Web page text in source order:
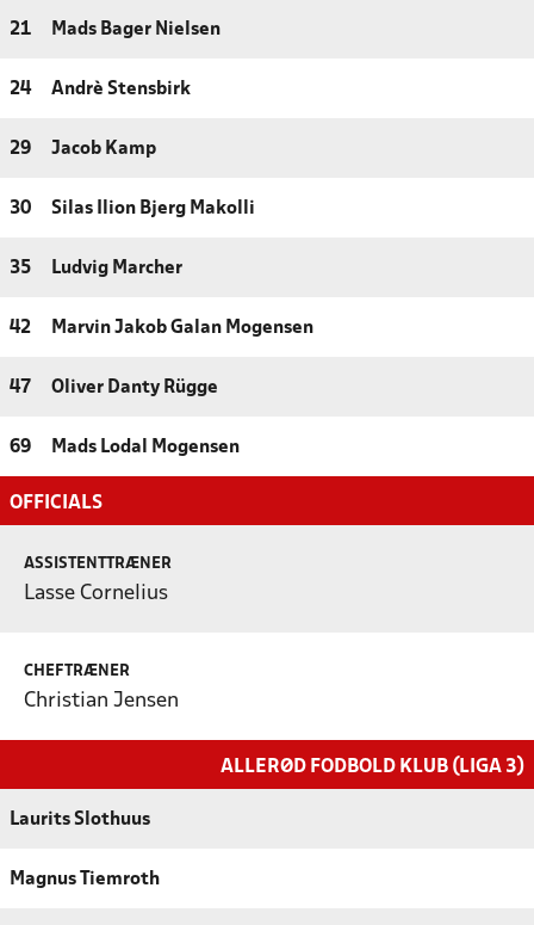
21 Mads Bager Nielsen
24 Andrè Stensbirk
29 Jacob Kamp
30 Silas Ilion Bjerg Makolli
35 Ludvig Marcher
42 Marvin Jakob Galan Mogensen
47 Oliver Danty Rügge
69 Mads Lodal Mogensen
OFFICIALS
ASSISTENTTRÆNER
Lasse Cornelius
CHEFTRÆNER
Christian Jensen
ALLERØD FODBOLD KLUB (LIGA 3)
Laurits Slothuus
Magnus Tiemroth